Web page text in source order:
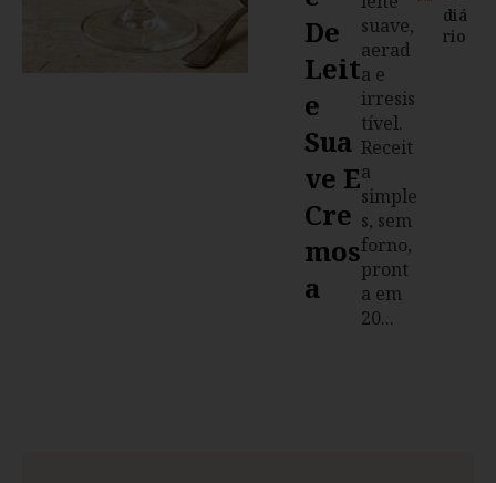
De
Leit
E
Sua
Ve E
Cre
Mos
A
suave,
aerad
a e
irresis
tível.
Receit
a
simple
s, sem
forno,
pront
a em
20...
diá
rio